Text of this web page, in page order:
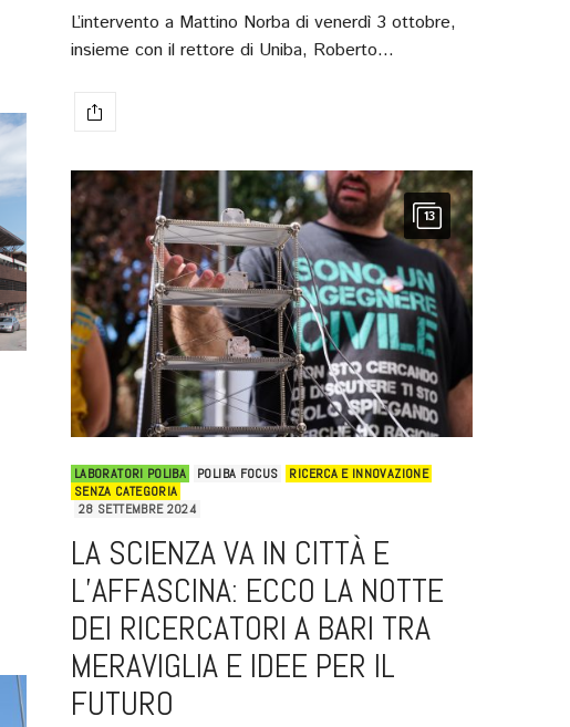
L’intervento a Mattino Norba di venerdì 3 ottobre,
insieme con il rettore di Uniba, Roberto…
13
LABORATORI POLIBA POLIBA FOCUS
RICERCA E INNOVAZIONE
SENZA CATEGORIA
28 SETTEMBRE 2024
LA SCIENZA VA IN CITTÀ E
L’AFFASCINA: ECCO LA NOTTE
DEI RICERCATORI A BARI TRA
MERAVIGLIA E IDEE PER IL
FUTURO